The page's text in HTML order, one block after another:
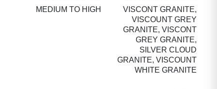
VISCONT GRANITE,
VISCOUNT GREY
GRANITE, VISCONT
GREY GRANITE,
SILVER CLOUD
GRANITE, VISCOUNT
WHITE GRANITE
MEDIUM TO HIGH